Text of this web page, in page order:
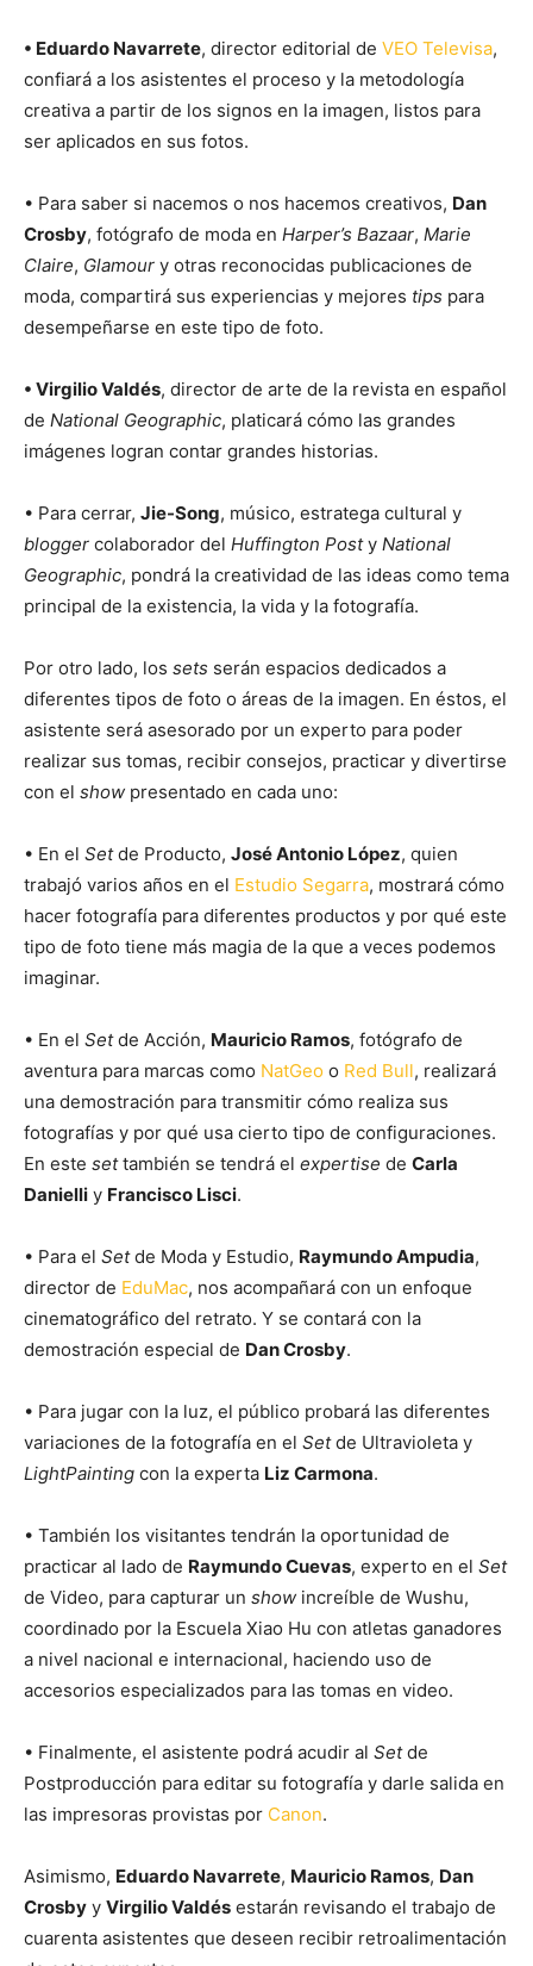
• Eduardo Navarrete, director editorial de VEO Televisa,
confiará a los asistentes el proceso y la metodología
creativa a partir de los signos en la imagen, listos para
ser aplicados en sus fotos.
• Para saber si nacemos o nos hacemos creativos, Dan
Crosby, fotógrafo de moda en Harper’s Bazaar, Marie
Claire, Glamour y otras reconocidas publicaciones de
moda, compartirá sus experiencias y mejores tips para
desempeñarse en este tipo de foto.
• Virgilio Valdés, director de arte de la revista en español
de National Geographic, platicará cómo las grandes
imágenes logran contar grandes historias.
• Para cerrar, Jie-Song, músico, estratega cultural y
blogger colaborador del Huffington Posty National
Geographic, pondrá la creatividad de las ideas como tema
principal de la existencia, la vida y la fotografía.
Por otro lado, los sets serán espacios dedicados a
diferentes tipos de foto o áreas de la imagen. En éstos, el
asistente será asesorado por un experto para poder
realizar sus tomas, recibir consejos, practicar y divertirse
con el show presentado en cada uno:
• En el Setde Producto, José Antonio López, quien
trabajó varios años en el Estudio Segarra, mostrará cómo
hacer fotografía para diferentes productos y por qué este
tipo de foto tiene más magia de la que a veces podemos
imaginar.
• En el Setde Acción, Mauricio Ramos, fotógrafo de
aventura para marcas como NatGeo o Red Bull, realizará
una demostración para transmitir cómo realiza sus
fotografías y por qué usa cierto tipo de configuraciones.
En este settambién se tendrá el expertise de Carla
Danielli y Francisco Lisci.
• Para el Setde Moda y Estudio, Raymundo Ampudia,
director de EduMac, nos acompañará con un enfoque
cinematográfico del retrato. Y se contará con la
demostración especial de Dan Crosby.
• Para jugar con la luz, el público probará las diferentes
variaciones de la fotografía en el Setde Ultravioleta y
LightPainting con la experta Liz Carmona.
• También los visitantes tendrán la oportunidad de
practicar al lado de Raymundo Cuevas, experto en el Set
de Video, para capturar un show increíble de Wushu,
coordinado por la Escuela Xiao Hu con atletas ganadores
a nivel nacional e internacional, haciendo uso de
accesorios especializados para las tomas en video.
• Finalmente, el asistente podrá acudir al Setde
Postproducción para editar su fotografía y darle salida en
las impresoras provistas por Canon.
Asimismo, Eduardo Navarrete, Mauricio Ramos, Dan
Crosby y Virgilio Valdés estarán revisando el trabajo de
cuarenta asistentes que deseen recibir retroalimentación